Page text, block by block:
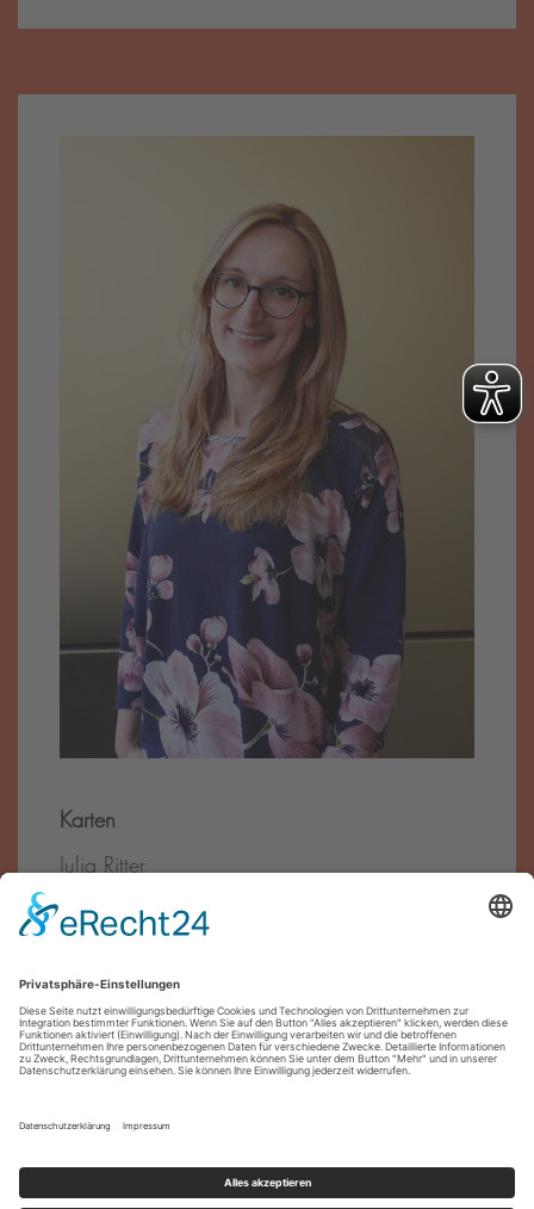
Karten
Julia Ritter
E-Mail:reservierung@theater-pfuetze.de
Datenschutz